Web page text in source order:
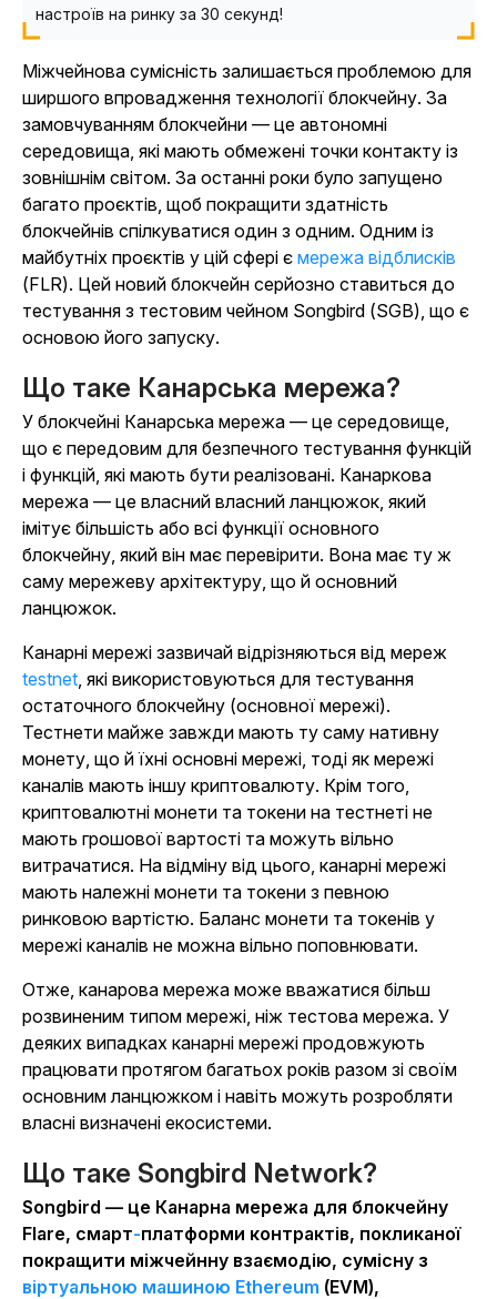
настроїв на ринку за 30 секунд!
Міжчейнова сумісність залишається проблемою для
ширшого впровадження технології блокчейну. За
замовчуванням блокчейни — це автономні
середовища, які мають обмежені точки контакту із
зовнішнім світом. За останні роки було запущено
багато проєктів, щоб покращити здатність
блокчейнів спілкуватися один з одним. Одним із
майбутніх проєктів у цій сфері є мережа відблисків
(FLR). Цей новий блокчейн серйозно ставиться до
тестування з тестовим чейном Songbird (SGB), що є
основою його запуску.
Що таке Канарська мережа?
У блокчейні Канарська мережа — це середовище,
що є передовим для безпечного тестування функцій
і функцій, які мають бути реалізовані. Канаркова
мережа — це власний власний ланцюжок, який
імітує більшість або всі функції основного
блокчейну, який він має перевірити. Вона має ту ж
саму мережеву архітектуру, що й основний
ланцюжок.
Канарні мережі зазвичай відрізняються від мереж
testnet, які використовуються для тестування
остаточного блокчейну (основної мережі).
Тестнети майже завжди мають ту саму нативну
монету, що й їхні основні мережі, тоді як мережі
каналів мають іншу криптовалюту. Крім того,
криптовалютні монети та токени на тестнеті не
мають грошової вартості та можуть вільно
витрачатися. На відміну від цього, канарні мережі
мають належні монети та токени з певною
ринковою вартістю. Баланс монети та токенів у
мережі каналів не можна вільно поповнювати.
Отже, канарова мережа може вважатися більш
розвиненим типом мережі, ніж тестова мережа. У
деяких випадках канарні мережі продовжують
працювати протягом багатьох років разом зі своїм
основним ланцюжком і навіть можуть розробляти
власні визначені екосистеми.
Що таке Songbird Network?
Songbird — це Канарна мережа для блокчейну
Flare, смарт-платформи контрактів, покликаної
покращити міжчейнну взаємодію, сумісну з
віртуальною машиною Ethereum (EVM),